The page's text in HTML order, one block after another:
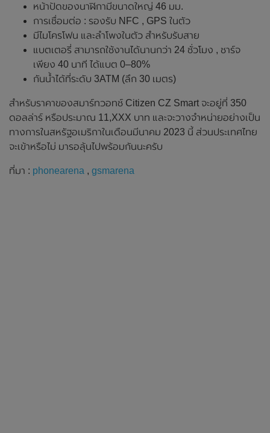
หน้าปัดของนาฬิกามีขนาดใหญ่ 46 มม.
การเชื่อมต่อ : รองรับ NFC , GPS ในตัว
มีไมโครโฟน และลำโพงในตัว สำหรับรับสาย
แบตเตอรี่ สามารถใช้งานได้นานกว่า 24 ชั่วโมง , ชาร์จ
เพียง 40 นาที ได้แบต 0–80%
กันน้ำได้ที่ระดับ 3ATM (ลึก 30 เมตร)
สำหรับราคาของสมาร์ทวอทช์ Citizen CZ Smart จะอยู่ที่ 350
ดอลล่าร์ หรือประมาณ 11,XXX บาท และจะวางจำหน่ายอย่างเป็น
ทางการในสหรัฐอเมริกาในเดือนมีนาคม 2023 นี้ ส่วนประเทศไทย
จะเข้าหรือไม่ มารอลุ้นไปพร้อมกันนะครับ
ที่มา : phonearena , gsmarena